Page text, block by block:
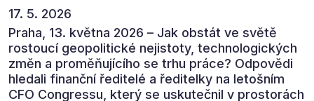
17. 5. 2026
Praha, 13. května 2026 – Jak obstát ve světě
rostoucí geopolitické nejistoty, technologických
změn a proměňujícího se trhu práce? Odpovědi
hledali finanční ředitelé a ředitelky na letošním
CFO Congressu, který se uskutečnil v prostorách